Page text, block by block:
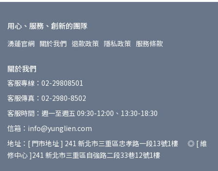
用心、服務、創新的團隊
湧蓮官網 關於我們 退款政策 隱私政策 服務條款
關於我們
客服專線：02-29808501
客服傳真：02-2980-8502
客服時間：週一至週五 09:30-12:00、13:30-18:30
信箱：info@yunglien.com
地址：[ 門市地址 ] 241 新北市三重區忠孝路一段13號1樓 ◎ [ 維
修中心 ]241 新北市三重區自強路二段33巷12號1樓